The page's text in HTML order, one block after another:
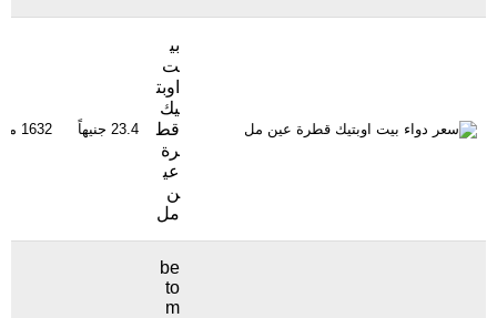
بي
ت
اوبت
يك
قط
رة
عي
ن
مل
23.4 جنيهاً 1632 مشاهدة
be
to
m